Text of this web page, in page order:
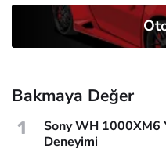
Bakmaya Değer
1
Sony WH 1000XM6
Deneyimi